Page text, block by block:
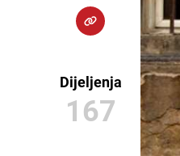
Dijeljenja
167